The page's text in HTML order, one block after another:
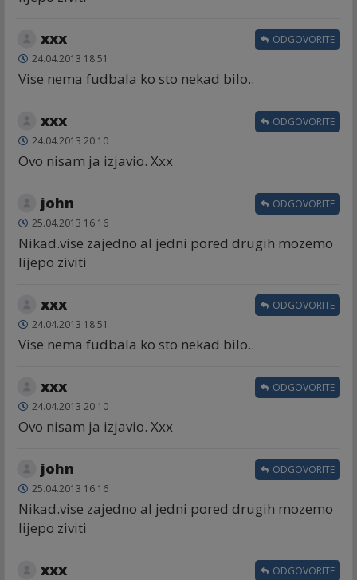
xxx
24.04.2013 18:51
Vise nema fudbala ko sto nekad bilo..
ODGOVORITE
xxx
24.04.2013 20:10
Ovo nisam ja izjavio. Xxx
ODGOVORITE
john
25.04.2013 16:16
Nikad.vise zajedno al jedni pored drugih mozemo
lijepo ziviti
ODGOVORITE
xxx
24.04.2013 18:51
Vise nema fudbala ko sto nekad bilo..
ODGOVORITE
xxx
24.04.2013 20:10
Ovo nisam ja izjavio. Xxx
ODGOVORITE
john
25.04.2013 16:16
Nikad.vise zajedno al jedni pored drugih mozemo
lijepo ziviti
ODGOVORITE
xxx ODGOVORITE